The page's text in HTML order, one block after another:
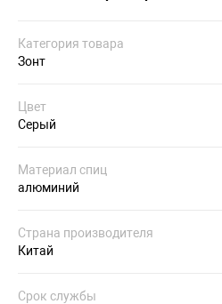
Категория товара
Зонт
Цвет
Серый
Материал спиц
алюминий
Страна производителя
Китай
Срок службы